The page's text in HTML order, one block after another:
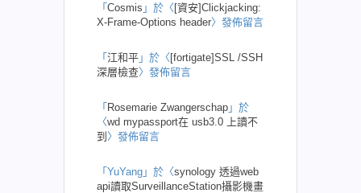
「 Cosmis 」於〈 [資安]Clickjacking:
X-Frame-Options header〉發佈留言
「 江和平 」於〈 [fortigate]SSL /SSH
深層檢查〉發佈留言
「 Rosemarie Zwangerschap 」於
〈wd mypassport在 usb3.0 上讀不
到 〉發佈留言
「 YuYang 」於〈synology 透過web
api讀取SurveillanceStation攝影機畫